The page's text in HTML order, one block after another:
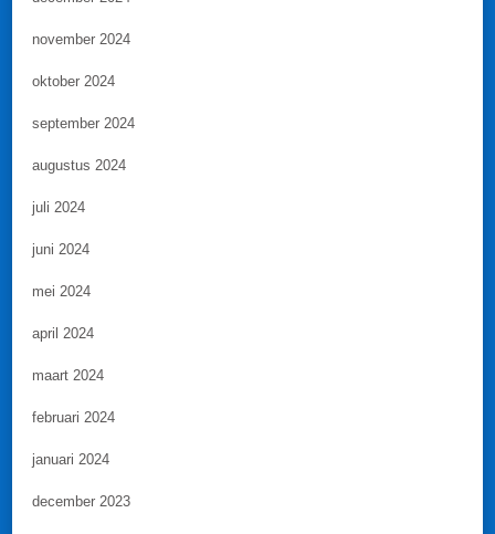
november 2024
oktober 2024
september 2024
augustus 2024
juli 2024
juni 2024
mei 2024
april 2024
maart 2024
februari 2024
januari 2024
december 2023